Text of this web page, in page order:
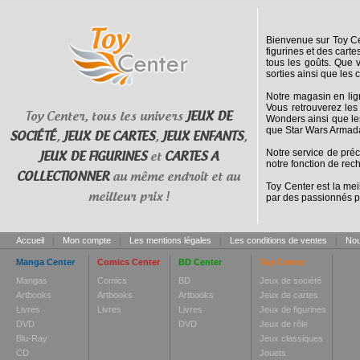
Toy Center, tous les univers JEUX DE
SOCIÉTÉ, JEUX DE CARTES, JEUX ENFANTS,
JEUX DE FIGURINESet CARTES A
COLLECTIONNERau même endroit et au
meilleur prix !
Bienvenue sur Toy
figurines et des
tous les goûts. Que
sorties ainsi que les
Notre magasin en
Vous retrouverez
Wonders ainsi que
que Star Wars
Notre service de
notre fonction de
Toy Center est la
par des passionnés
Accueil | Mon compte | Les mentions légales | Les conditions de ventes |
Manga Center
Mangas
Artbooks
Livres
DVD
Blu-Ray
CD
Comics Center
Comics
Artbooks
Livres
BD Center
BD
Artbooks
Livres
DVD
Toy Center
Jeux de société
Jeux de cartes
Jeux de figurines
Jeux de rôle
Jeux classiques
Jouets